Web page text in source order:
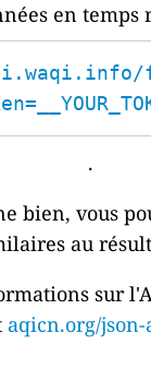
en temps
.
bien, vous
au
sur
aqicn.org/